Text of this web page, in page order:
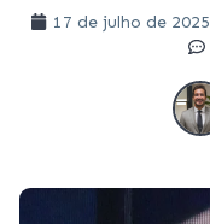
17 de julho de 2025